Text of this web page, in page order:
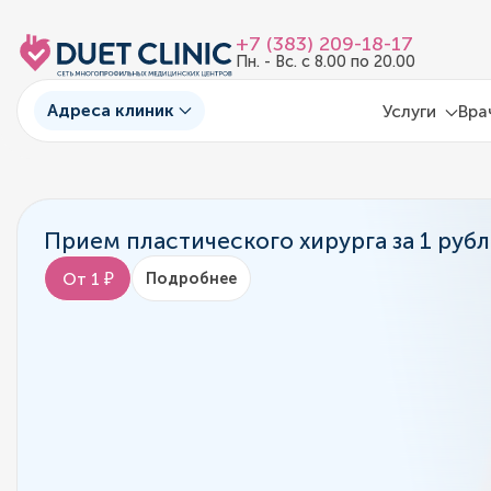
+7 (383) 209-18-17
Пн. - Вс. с 8.00 по 20.00
Адреса клиник Услуги
Прием пластического хирурга за 1
От 1 ₽ Подробнее